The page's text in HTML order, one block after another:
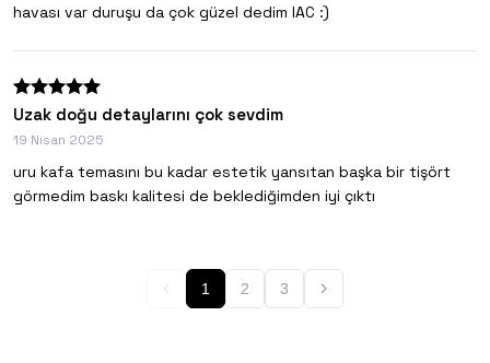
havası var duruşu da çok güzel dedim IAC :)
Uzak doğu detaylarını çok sevdim
19 Nisan 2025
uru kafa temasını bu kadar estetik yansıtan başka bir tişört
görmedim baskı kalitesi de beklediğimden iyi çıktı
1 2 3